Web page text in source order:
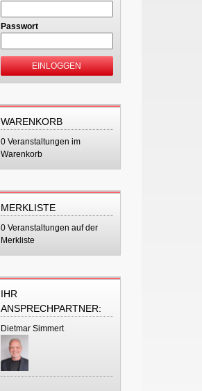
Passwort
EINLOGGEN
WARENKORB
0 Veranstaltungen im
Warenkorb
MERKLISTE
0 Veranstaltungen auf der
Merkliste
IHR
ANSPRECHPARTNER:
Dietmar Simmert